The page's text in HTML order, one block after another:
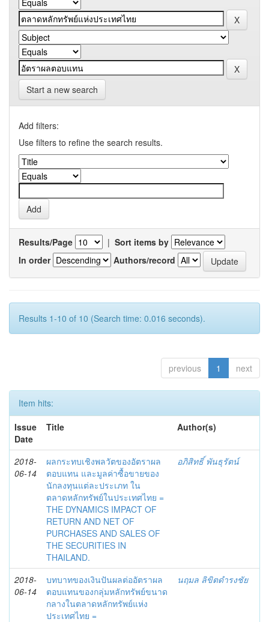
Start a new search
Add filters:
Use filters to refine the search results.
Results/Page | Sort items by
In order
Authors/record
Results 1-10 of 10 (Search time: 0.016 seconds).
previous 1 next
Item hits:
Issue
Date
Title Author(s)
2018-
06-14
ผลกระทบเชิงพลวัตของอัตราผล
ตอบแทน และมูลค่าซื้อขายของ
นักลงทุนแต่ละประเภท ใน
ตลาดหลักทรัพย์ในประเทศไทย =
THE DYNAMICS IMPACT OF
RETURN AND NET OF
PURCHASES AND SALES OF
THE SECURITIES IN
THAILAND.
อภิสิทธิ์ พันธุรัตน์
2018-
06-14
บทบาทของเงินปันผลต่ออัตราผล
ตอบแทนของกลุ่มหลักทรัพย์ขนาด
กลางในตลาดหลักทรัพย์แห่ง
ประเทศไทย =
นฤมล ลิขิตดำรงชัย